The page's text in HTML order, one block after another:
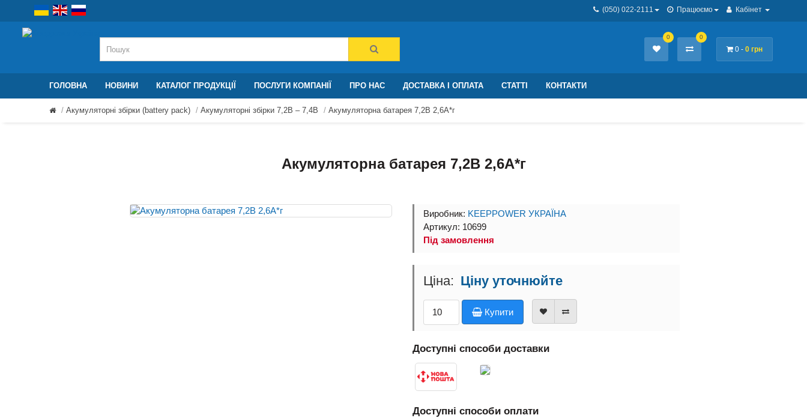
(050) 022-2111 Працюємо Кабінет
0 - 0 грн
0 0
ГОЛОВНА НОВИНИ КАТАЛОГ ПРОДУКЦІЇ ПОСЛУГИ КОМПАНІЇ ПРО НАС ДОСТАВКА І ОПЛАТА СТАТТІ КОНТАКТИ
Акумуляторні збірки (battery pack) Акумуляторні збірки 7,2В – 7,4В Акумуляторна батарея 7,2В 2,6A*г
Акумуляторна батарея 7,2В 2,6A*г
Виробник: KEEPPOWER УКРАЇНА
Артикул: 10699
Під замовлення
Ціну уточнюйте
Купити
Доступні способи доставки
Доступні способи оплати